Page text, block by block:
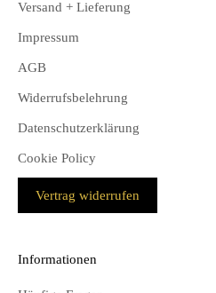
Versand + Lieferung
Impressum
AGB
Widerrufsbelehrung
Datenschutzerklärung
Cookie Policy
Vertrag widerrufen
Informationen